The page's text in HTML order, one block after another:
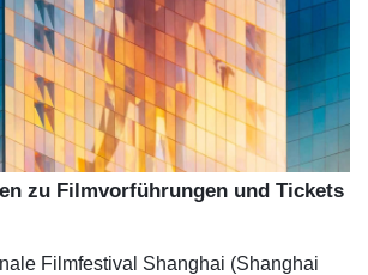
zu Filmvorführungen und Tickets
Filmfestival Shanghai (Shanghai